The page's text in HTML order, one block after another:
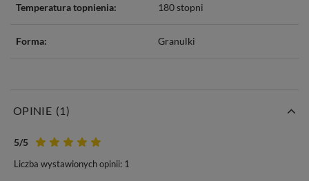
Temperatura topnienia: 180 stopni
Forma: Granulki
OPINIE (1)
5/5
Liczba wystawionych opinii: 1